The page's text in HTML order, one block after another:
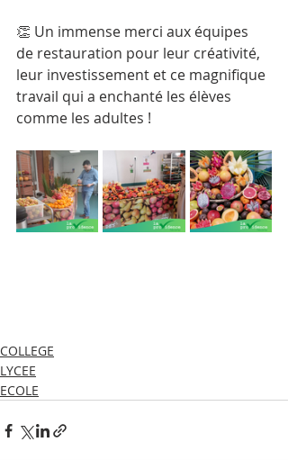
👏 Un immense merci aux équipes
de restauration pour leur créativité,
leur investissement et ce magnifique
travail qui a enchanté les élèves
comme les adultes !
COLLEGE
LYCEE
ECOLE